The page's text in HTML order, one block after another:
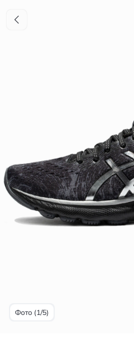
Фото (1/5)